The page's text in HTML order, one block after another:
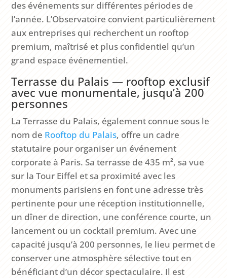
des événements sur différentes périodes de
l’année. L’Observatoire convient particulièrement
aux entreprises qui recherchent un rooftop
premium, maîtrisé et plus confidentiel qu’un
grand espace événementiel.
Terrasse du Palais — rooftop exclusif
avec vue monumentale, jusqu’à 200
personnes
La Terrasse du Palais, également connue sous le
nom de Rooftop du Palais, offre un cadre
statutaire pour organiser un événement
corporate à Paris. Sa terrasse de 435 m², sa vue
sur la Tour Eiffel et sa proximité avec les
monuments parisiens en font une adresse très
pertinente pour une réception institutionnelle,
un dîner de direction, une conférence courte, un
lancement ou un cocktail premium. Avec une
capacité jusqu’à 200 personnes, le lieu permet de
conserver une atmosphère sélective tout en
bénéficiant d’un décor spectaculaire. Il est